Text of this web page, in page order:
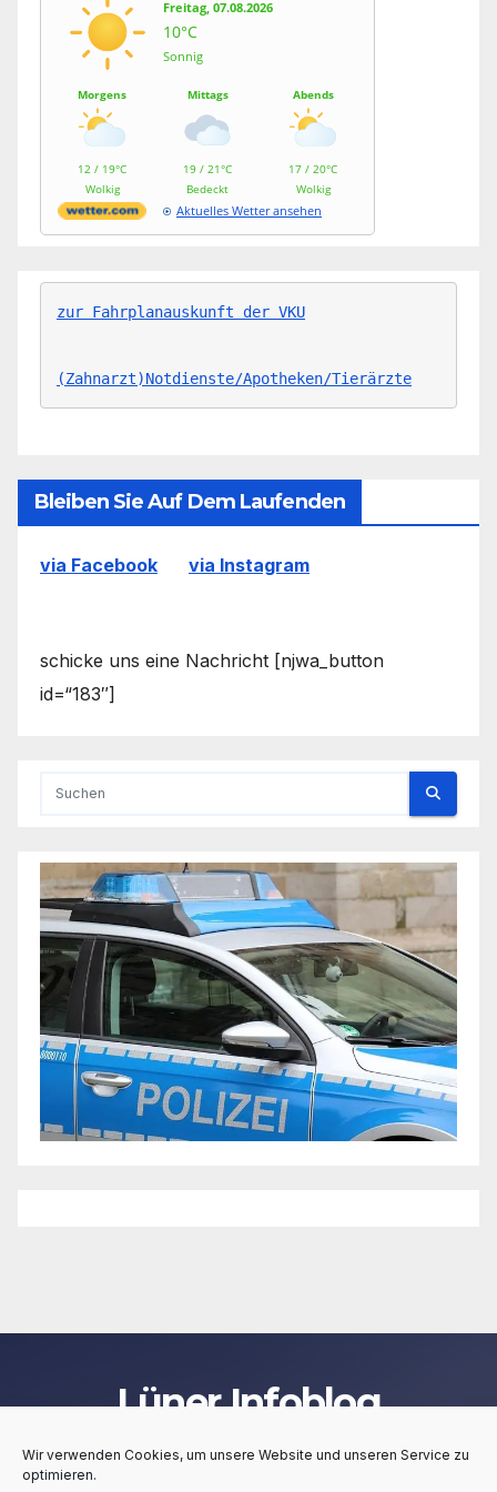
Wir verwenden Cookies, um unsere Website und unseren Service zu
optimieren.
Freitag, 07.08.2026
10°C
Sonnig
Morgens
12 / 19°C
Wolkig
Mittags
19 / 21°C
Bedeckt
Abends
17 / 20°C
Wolkig
Aktuelles Wetter ansehen
zur Fahrplanauskunft der VKU
(Zahnarzt)Notdienste/Apotheken/Tierärzte
Bleiben Sie Auf Dem Laufenden
via Facebook via Instagram
schicke uns eine Nachricht [njwa_button
id=“183″]
Lüner Infoblog